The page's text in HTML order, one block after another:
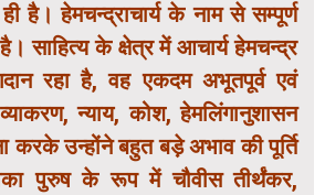
ही है। हेमचन्द्राचार्य के नाम से सम्पूर्ण
साहित्य के क्षेत्र में आचार्य हेमचन्द्र
रहा है, वह एकदम अभूतपूर्व एवं
न्याय, कोश, हेमलिंगानुशासन
करके उन्होंने बहुत बड़े अभाव की पूर्ति
पुरुष के रूप में चौवीस तीर्थंकर,